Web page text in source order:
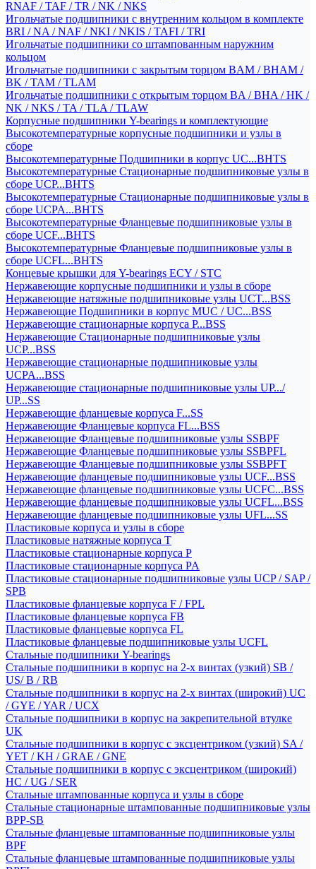
RNAF / TAF / TR / NK / NKS
Игольчатые подшипники с внутренним кольцом в комплекте
BRI / NA / NAF / NKI / NKIS / TAFI / TRI
Игольчатые подшипники со штампованным наружним
кольцом
Игольчатые подшипники с закрытым торцом BAM / BHAM /
BK / TAM / TLAM
Игольчатые подшипники с открытым торцом BA / BHA / HK /
NK / NKS / TA / TLA / TLAW
Корпусные подшипники Y-bearings и комплектующие
Высокотемпературные корпусные подшипники и узлы в
сборе
Высокотемпературные Подшипники в корпус UC...BHTS
Высокотемпературные Стационарные подшипниковые узлы в
сборе UCP...BHTS
Высокотемпературные Стационарные подшипниковые узлы в
сборе UCPA...BHTS
Высокотемпературные Фланцевые подшипниковые узлы в
сборе UCF...BHTS
Высокотемпературные Фланцевые подшипниковые узлы в
сборе UCFL...BHTS
Концевые крышки для Y-bearings ECY / STC
Нержавеющие корпусные подшипники и узлы в сборе
Нержавеющие натяжные подшипниковые узлы UCT...BSS
Нержавеющие Подшипники в корпус MUC / UC...BSS
Нержавеющие стационарные корпуса P...BSS
Нержавеющие Стационарные подшипниковые узлы
UCP...BSS
Нержавеющие стационарные подшипниковые узлы
UCPA...BSS
Нержавеющие стационарные подшипниковые узлы UP.../
UP...SS
Нержавеющие фланцевые корпуса F...SS
Нержавеющие Фланцевые корпуса FL...BSS
Нержавеющие Фланцевые подшипниковые узлы SSBPF
Нержавеющие Фланцевые подшипниковые узлы SSBPFL
Нержавеющие Фланцевые подшипниковые узлы SSBPFT
Нержавеющие фланцевые подшипниковые узлы UCF...BSS
Нержавеющие фланцевые подшипниковые узлы UCFC...BSS
Нержавеющие фланцевые подшипниковые узлы UCFL...BSS
Нержавеющие фланцевые подшипниковые узлы UFL...SS
Пластиковые корпуса и узлы в сборе
Пластиковые натяжные корпуса T
Пластиковые стационарные корпуса P
Пластиковые стационарные корпуса PA
Пластиковые стационарные подшипниковые узлы UCP / SAP /
SPB
Пластиковые фланцевые корпуса F / FPL
Пластиковые фланцевые корпуса FB
Пластиковые фланцевые корпуса FL
Пластиковые фланцевые подшипниковые узлы UCFL
Стальные подшипники Y-bearings
Стальные подшипники в корпус на 2-х винтах (узкий) SB /
US/ B / RB
Стальные подшипники в корпус на 2-х винтах (широкий) UC
/ GYE / YAR / UCX
Стальные подшипники в корпус на закрепительной втулке
UK
Стальные подшипники в корпус с эксцентриком (узкий) SA /
YET / KH / GRAE / GNE
Стальные подшипники в корпус с эксцентриком (широкий)
HC / UG / SER
Стальные штампованные корпуса и узлы в сборе
Стальные стационарные штампованные подшипниковые узлы
BPP-SB
Стальные фланцевые штампованные подшипниковые узлы
BPF
Стальные фланцевые штампованные подшипниковые узлы